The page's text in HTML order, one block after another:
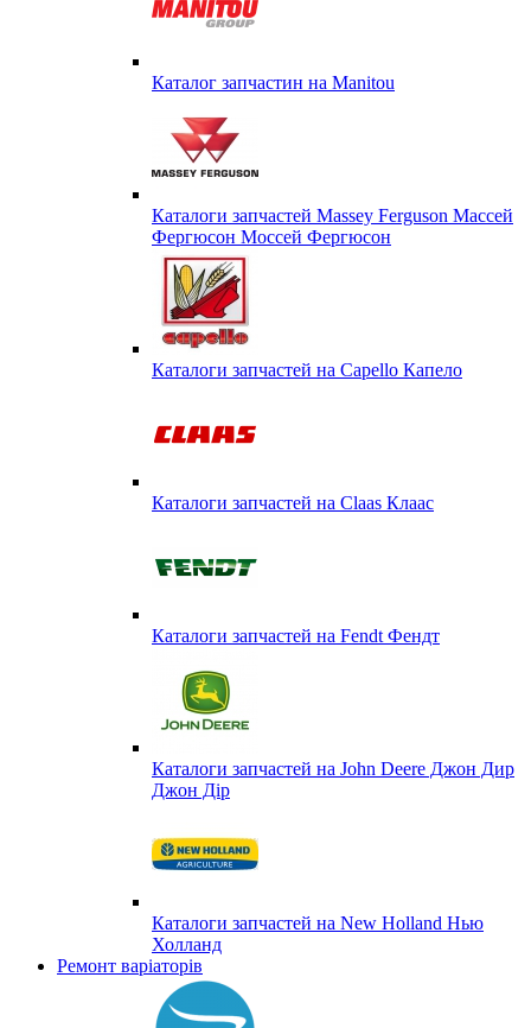
Каталог запчастин на Маnitou
Каталоги запчастей Massey Ferguson Массей
Фергюсон Моссей Фергюсон
Каталоги запчастей на Capello Капело
Каталоги запчастей на Claas Клаас
Каталоги запчастей на Fendt Фендт
Каталоги запчастей на John Deere Джон Дир
Джон Дір
Каталоги запчастей на New Holland Нью
Холланд
Ремонт варіаторів